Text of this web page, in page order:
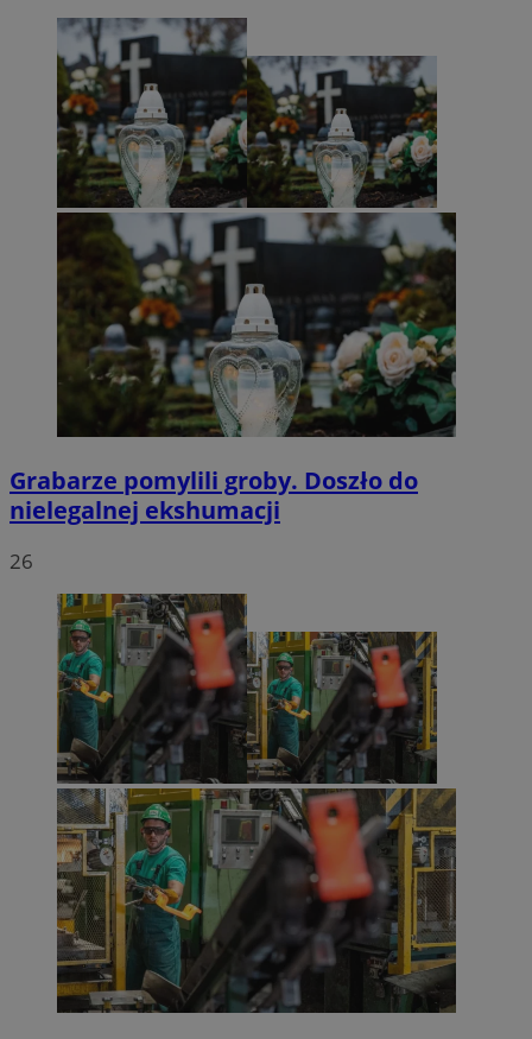
Grabarze pomylili groby. Doszło do
nielegalnej ekshumacji
26